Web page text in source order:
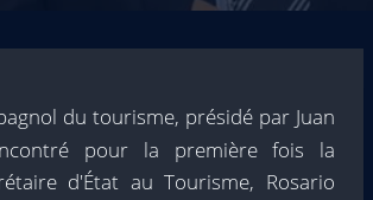
du tourisme, présidé par Juan
pour la première fois la
d'État au Tourisme, Rosario